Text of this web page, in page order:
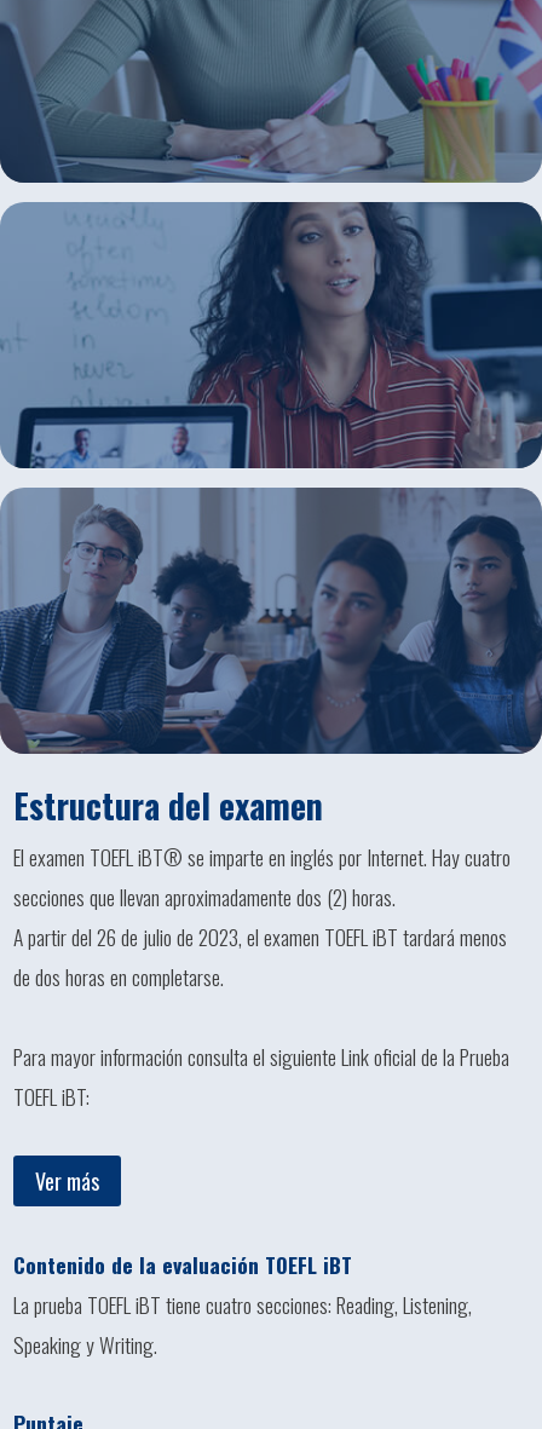
Estructura del examen
El examen TOEFL iBT® se imparte en inglés por Internet. Hay cuatro
secciones que llevan aproximadamente dos (2) horas.
A partir del 26 de julio de 2023, el examen TOEFL iBT tardará menos
de dos horas en completarse.
Para mayor información consulta el siguiente Link oficial de la Prueba
TOEFL iBT:
Ver más
Contenido de la evaluación TOEFL iBT
La prueba TOEFL iBT tiene cuatro secciones: Reading, Listening,
Speaking y Writing.